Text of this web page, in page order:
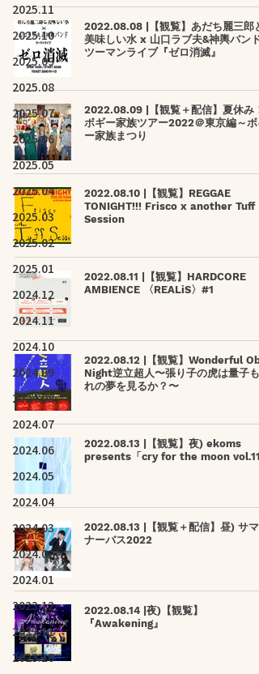
2025.11
2025.10
2025.09
2025.08
2025.07
2025.06
2025.05
2025.04
2025.03
2025.02
2025.01
2024.12
2024.11
2024.10
2024.09
2024.08
2024.07
2024.06
2024.05
2024.04
2024.03
2024.02
2024.01
2023.12
2023.11
2023.10
2022.08.08 |【観覧】あだち麗三郎と
美味しい水 x 山口ラブ夫&神輿バンド
ツーマンライブ『ゼロ消滅』
2022.08.09 |【観覧＋配信】夏休み！
ボギー家族ツアー2022＠東京編～ボ
ー家族まつり
2022.08.10 |【観覧】REGGAE
TONIGHT!!! Frisco x another Tuff
Session
2022.08.11 |【観覧】HARDCORE
AMBIENCE 〈REALiS〉#1
2022.08.12 |【観覧】Wonderful
Night逆立超人〜張り子の虎は量子も
れの夢を見るか？〜
2022.08.13 |【観覧】夜) ekoms
presents「cry for the moon vol.11
2022.08.13 |【観覧＋配信】昼) サマ
ナーバス2022
2022.08.14 |夜)【観覧】
『Awakening』